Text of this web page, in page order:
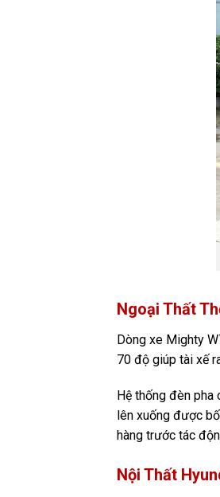
Ngoại Thất
Dòng xe Mighty
70 độ giúp tài xế
Hệ thống đèn pha
lên xuống được
hàng trước tác
Nội Thất